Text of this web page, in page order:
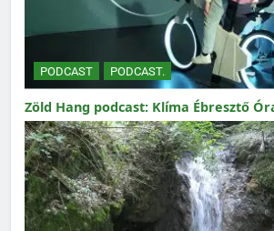
PODCAST PODCAST.
Zöld Hang podcast: Klíma Ébresztő